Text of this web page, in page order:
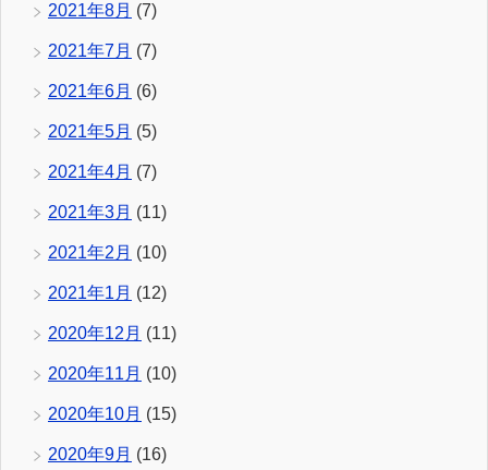
2021年8月 (7)
2021年7月 (7)
2021年6月 (6)
2021年5月 (5)
2021年4月 (7)
2021年3月 (11)
2021年2月 (10)
2021年1月 (12)
2020年12月 (11)
2020年11月 (10)
2020年10月 (15)
2020年9月 (16)